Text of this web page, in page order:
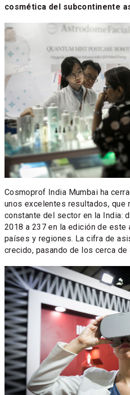
cosmética del subcontinente
Cosmoprof India Mumbai ha
unos excelentes resultados, que
constante del sector en la India:
2018 a 237 en la edición de este
países y regiones. La cifra de
crecido, pasando de los cerca de